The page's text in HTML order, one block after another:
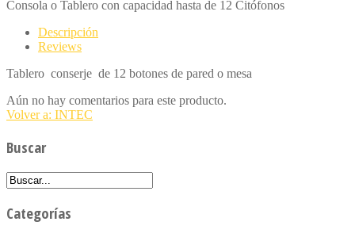
Consola o Tablero con capacidad hasta de 12 Citófonos
Descripción
Reviews
Tablero conserje de 12 botones de pared o mesa
Aún no hay comentarios para este producto.
Volver a: INTEC
Buscar
Categorías